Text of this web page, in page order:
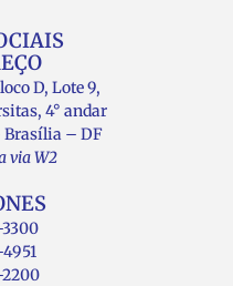
D, Lote 9,
4° andar
Brasília – DF
via W2
3300
2200